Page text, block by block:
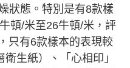
狀態。特別是有8款樣
頓/米至26牛頓/米，評
只有6款樣本的表現較
生紙）、「心相印」